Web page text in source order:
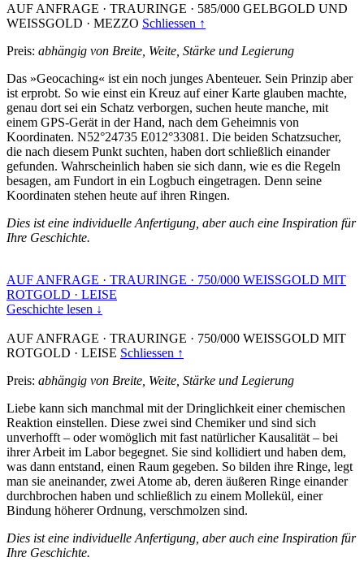
AUF ANFRAGE · TRAURINGE · 585/000 GELBGOLD UND
WEISSGOLD · MEZZO Schliessen ↑
Preis: abhängig von Breite, Weite, Stärke und Legierung
Das »Geocaching« ist ein noch junges Abenteuer. Sein Prinzip aber
ist erprobt. So wie einst ein Kreuz auf einer Karte glauben machte,
genau dort sei ein Schatz verborgen, suchen heute manche, mit
einem GPS-Gerät in der Hand, nach dem Geheimnis von
Koordinaten. N52°24735 E012°33081. Die beiden Schatzsucher,
die nach diesem Punkt suchten, haben dort schließlich einander
gefunden. Wahrscheinlich haben sie sich dann, wie es die Regeln
besagen, am Fundort in ein Logbuch eingetragen. Denn seine
Koordinaten stehen heute auf ihren Ringen.
Dies ist eine individuelle Anfertigung, aber auch eine Inspiration für
Ihre Geschichte.
AUF ANFRAGE · TRAURINGE · 750/000 WEISSGOLD MIT
ROTGOLD · LEISE
Geschichte lesen ↓
AUF ANFRAGE · TRAURINGE · 750/000 WEISSGOLD MIT
ROTGOLD · LEISE Schliessen ↑
Preis: abhängig von Breite, Weite, Stärke und Legierung
Liebe kann sich manchmal mit der Dringlichkeit einer chemischen
Reaktion einstellen. Diese zwei sind Chemiker und sind sich
unverhofft – oder womöglich mit fast natürlicher Kausalität – bei
ihrer Arbeit im Labor begegnet. Sie sind kollidiert und haben dem,
was dann entstand, einen Raum gegeben. So bilden ihre Ringe, legt
man sie aneinander, zwei Atome ab, deren äußeren Ringe einander
durchbrochen haben und schließlich zu einem Mollekül, einer
Bindung höherer Ordnung, verschmolzen sind.
Dies ist eine individuelle Anfertigung, aber auch eine Inspiration für
Ihre Geschichte.